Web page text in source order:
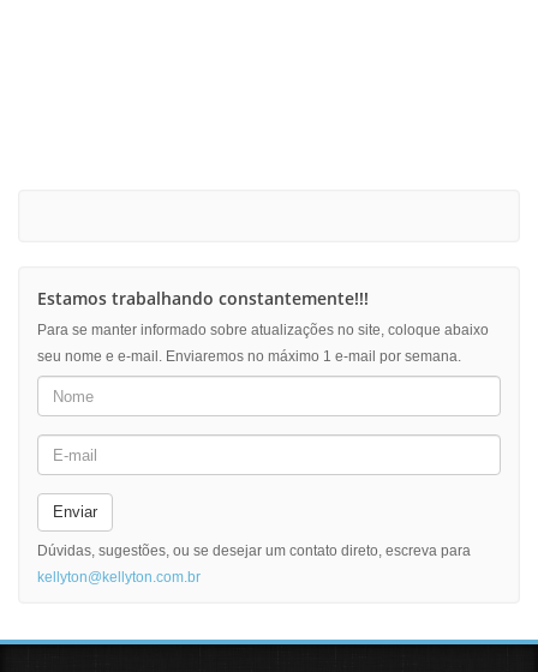
Estamos trabalhando constantemente!!!
Para se manter informado sobre atualizações no site, coloque abaixo
seu nome e e-mail. Enviaremos no máximo 1 e-mail por semana.
Enviar
Dúvidas, sugestões, ou se desejar um contato direto, escreva para
kellyton@kellyton.com.br